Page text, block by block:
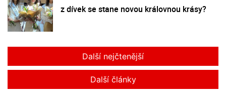
z dívek se stane novou královnou krásy?
Další nejčtenější
Další články